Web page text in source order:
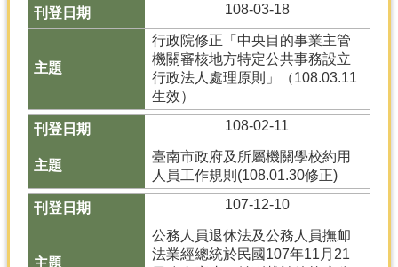
108-03-18
行政院修正「中央目的事業主管
機關審核地方特定公共事務設立
行政法人處理原則」（108.03.11
生效）
108-02-11
臺南市政府及所屬機關學校約用
人員工作規則(108.01.30修正)
107-12-10
公務人員退休法及公務人員撫卹
法業經總統於民國107年11月21